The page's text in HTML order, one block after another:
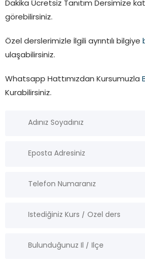
Dakika Ücretsiz Tanıtım Dersimize
görebilirsiniz.
Özel derslerimizle İlgili ayrıntılı bilgiye
ulaşabilirsiniz.
Whatsapp Hattımızdan Kursumuzla
Kurabilirsiniz.